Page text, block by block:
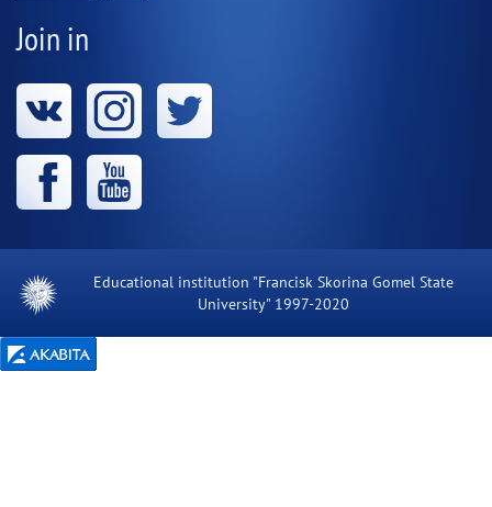
Join in
Educational institution "Francisk Skorina Gomel State
University" 1997-2020